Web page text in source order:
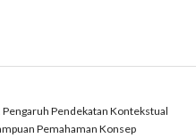
Pengaruh Pendekatan Kontekstual
Pemahaman Konsep